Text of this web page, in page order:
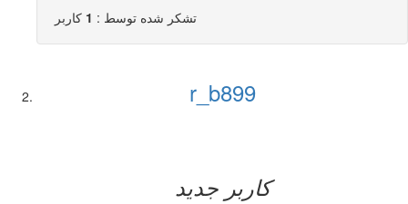
تشکر شده توسط : 1 کاربر
r_b899
کاربر جدید